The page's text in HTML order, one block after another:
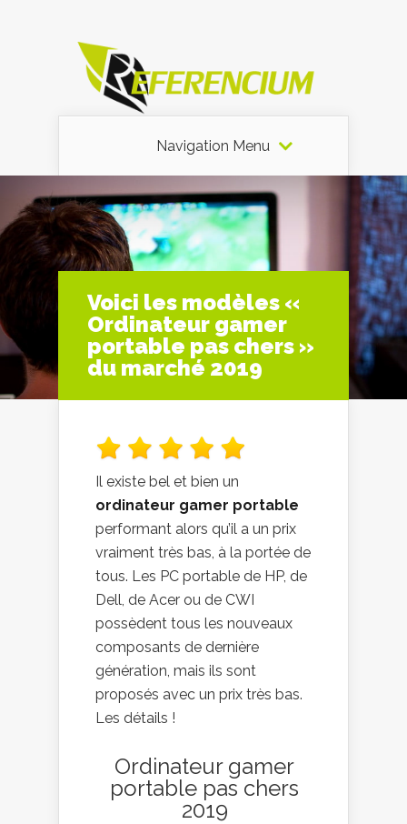
Navigation Menu
Voici les modèles «
Ordinateur gamer
portable pas chers »
du marché 2019
Il existe bel et bien un
ordinateur gamer portable
performant alors qu’il a un prix
vraiment très bas, à la portée de
tous. Les PC portable de HP, de
Dell, de Acer ou de CWI
possèdent tous les nouveaux
composants de dernière
génération, mais ils sont
proposés avec un prix très bas.
Les détails !
Ordinateur gamer
portable pas chers
2019